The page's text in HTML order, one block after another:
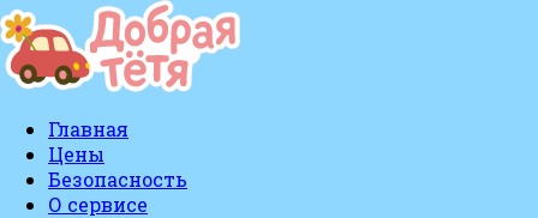
Главная
Цены
Безопасность
О сервисе